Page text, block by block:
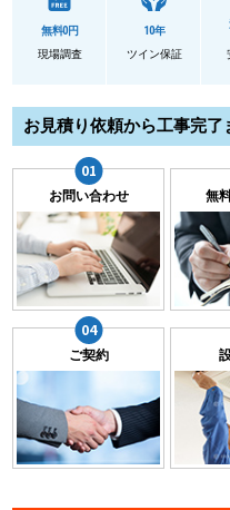
無料0円
現場調査
10年
ツイン保証
お見積り依頼から工事完了
お問い合わせ 無
ご契約